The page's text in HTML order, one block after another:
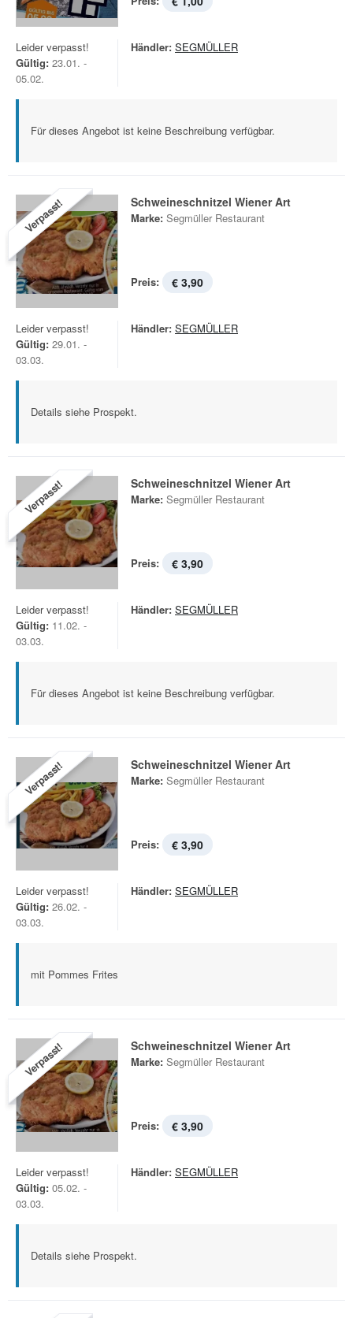
Leider verpasst!
Gültig: 23.01. -
05.02.
Händler: SEGMÜLLER
Für dieses Angebot ist keine Beschreibung verfügbar.
Verpasst! Schweineschnitzel Wiener Art
Marke: Segmüller Restaurant
Preis: € 3,90
Leider verpasst!
Gültig: 29.01. -
03.03.
Händler: SEGMÜLLER
Details siehe Prospekt.
Verpasst! Schweineschnitzel Wiener Art
Marke: Segmüller Restaurant
Preis: € 3,90
Leider verpasst!
Gültig: 11.02. -
03.03.
Händler: SEGMÜLLER
Für dieses Angebot ist keine Beschreibung verfügbar.
Verpasst! Schweineschnitzel Wiener Art
Marke: Segmüller Restaurant
Preis: € 3,90
Leider verpasst!
Gültig: 26.02. -
03.03.
Händler: SEGMÜLLER
mit Pommes Frites
Verpasst! Schweineschnitzel Wiener Art
Marke: Segmüller Restaurant
Preis: € 3,90
Leider verpasst!
Gültig: 05.02. -
03.03.
Händler: SEGMÜLLER
Details siehe Prospekt.